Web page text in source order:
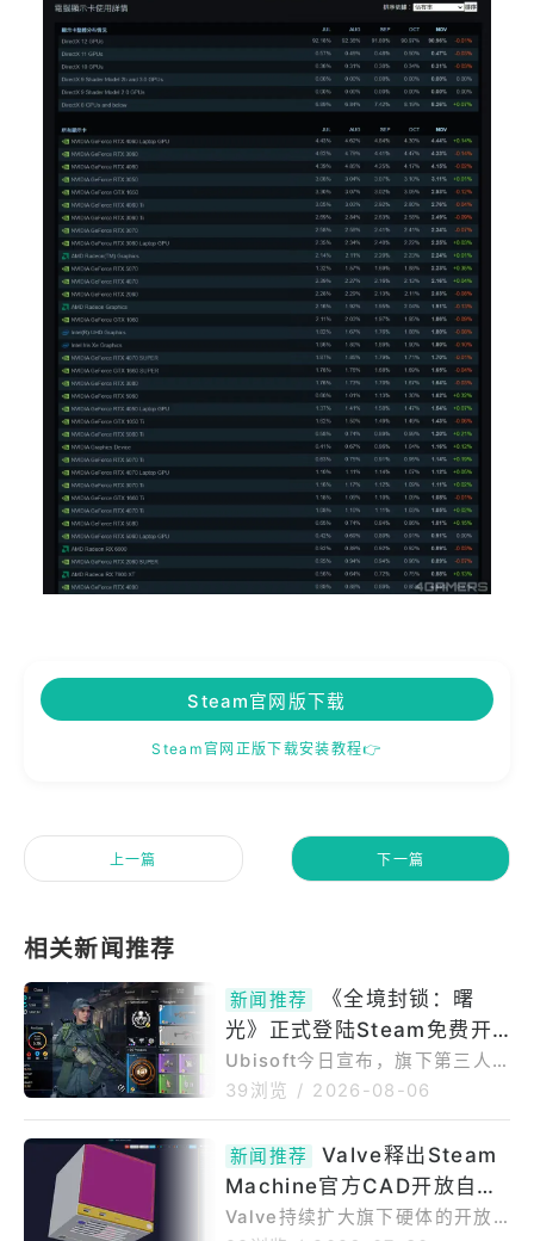
Steam官网版下载
Steam官网正版下载安装教程👉
上一篇 下一篇
新闻推荐
《全境封锁：曙
光》正式登陆Steam免费开
打！支援跨平台连线与进度
Ubisoft今日宣布，旗下第三人
称角色扮演射击游戏《全境封
于今年3月底率先登上手机游戏
平台，强调针对手机游戏环境进
行最佳化的操作系统，后来研发
39浏览 / 2026-08-06
新闻推荐
Valve释出Steam
Machine官方CAD开放自制
外壳配件 年底前候补有望拿
Valve持续扩大旗下硬体的开放